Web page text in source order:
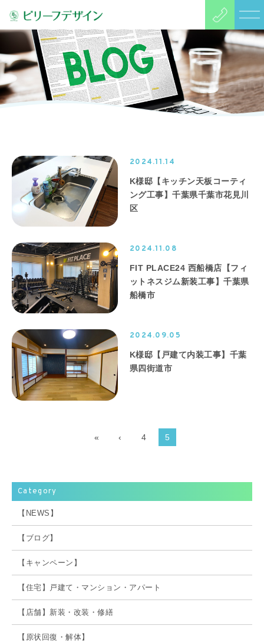
2024.11.14
K様邸【キッチン天板コーティ
ング工事】千葉県千葉市花見川
区
2024.11.08
FIT PLACE24 西船橋店【フィ
ットネスジム新装工事】千葉県
船橋市
2024.09.05
K様邸【戸建て内装工事】千葉
県四街道市
« ‹ 4 5
Category
【NEWS】
【ブログ】
【キャンペーン】
【住宅】戸建て・マンション・アパート
【店舗】新装・改装・修繕
【原状回復・解体】